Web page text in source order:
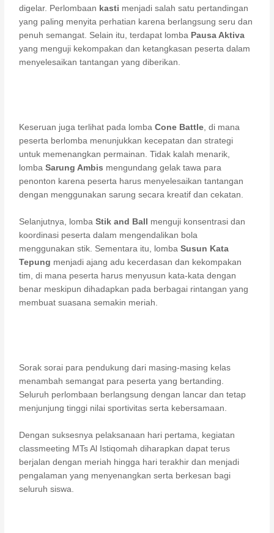
digelar. Perlombaan kasti menjadi salah satu pertandingan
yang paling menyita perhatian karena berlangsung seru dan
penuh semangat. Selain itu, terdapat lomba Pausa Aktiva
yang menguji kekompakan dan ketangkasan peserta dalam
menyelesaikan tantangan yang diberikan.
Keseruan juga terlihat pada lombaCone Battle , di mana
peserta berlomba menunjukkan kecepatan dan strategi
untuk memenangkan permainan. Tidak kalah menarik,
lombaSarung Ambis mengundang gelak tawa para
penonton karena peserta harus menyelesaikan tantangan
dengan menggunakan sarung secara kreatif dan cekatan.
Selanjutnya, lombaStik and Ball
menguji konsentrasi dan
koordinasi peserta dalam mengendalikan bola
menggunakan stik. Sementara itu, lombaSusun Kata
Tepung menjadi ajang adu kecerdasan dan kekompakan
tim, di mana peserta harus menyusun kata-kata dengan
benar meskipun dihadapkan pada berbagai rintangan yang
membuat suasana semakin meriah.
Sorak sorai para pendukung dari masing-masing kelas
menambah semangat para peserta yang bertanding.
Seluruh perlombaan berlangsung dengan lancar dan tetap
menjunjung tinggi nilai sportivitas serta kebersamaan.
Dengan suksesnya pelaksanaan hari pertama, kegiatan
classmeeting MTs Al Istiqomah diharapkan dapat terus
berjalan dengan meriah hingga hari terakhir dan menjadi
pengalaman yang menyenangkan serta berkesan bagi
seluruh siswa.